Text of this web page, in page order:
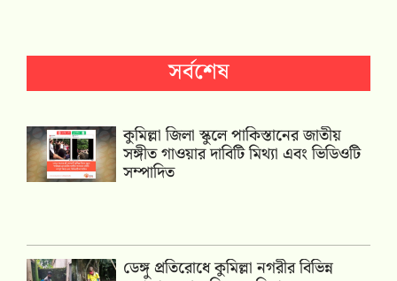
সর্বশেষ
কুমিল্লা জিলা স্কুলে পাকিস্তানের জাতীয়
সঙ্গীত গাওয়ার দাবিটি মিথ্যা এবং ভিডিওটি
সম্পাদিত
ডেঙ্গু প্রতিরোধে কুমিল্লা নগরীর বিভিন্ন